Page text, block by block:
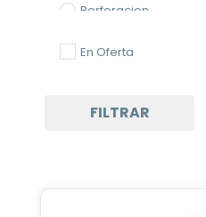
Perforacion
En Oferta
FILTRAR